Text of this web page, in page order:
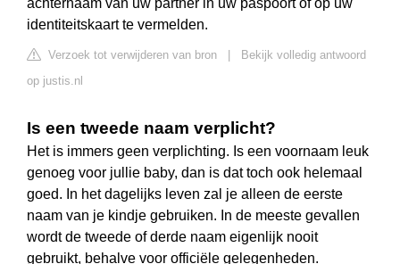
achternaam van uw partner in uw paspoort of op uw
identiteitskaart te vermelden.
Verzoek tot verwijderen van bron
Bekijk volledig antwoord
op justis.nl
Is een tweede naam verplicht?
Het is immers geen verplichting. Is een voornaam leuk
genoeg voor jullie baby, dan is dat toch ook helemaal
goed. In het dagelijks leven zal je alleen de eerste
naam van je kindje gebruiken. In de meeste gevallen
wordt de tweede of derde naam eigenlijk nooit
gebruikt, behalve voor officiële gelegenheden.